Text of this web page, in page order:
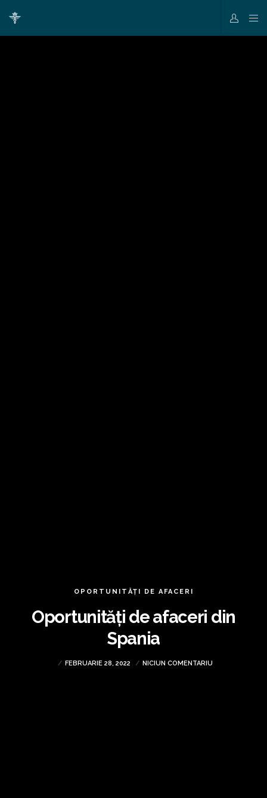
OPORTUNITĂȚI DE AFACERI
Oportunități de afaceri din
Spania
FEBRUARIE 28, 2022 NICIUN COMENTARIU